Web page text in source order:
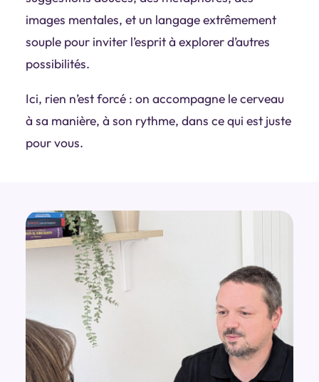
images mentales, et un langage extrêmement
souple pour inviter l’esprit à explorer d’autres
possibilités.
Ici, rien n’est forcé : on accompagne le cerveau
à sa manière, à son rythme, dans ce qui est juste
pour vous.